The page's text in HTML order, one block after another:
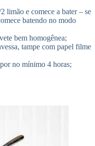
limão e comece a bater – se
batendo no modo
bem homogênea;
tampe com papel filme
no mínimo 4 horas;